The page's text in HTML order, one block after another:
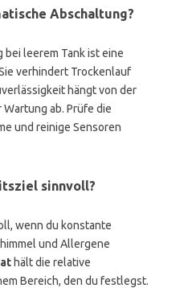
Abschaltung?
leerem Tank ist eine
verhindert Trockenlauf
hängt von der
ab. Prüfe die
und reinige Sensoren
sinnvoll?
wenn du konstante
und Allergene
hält die relative
Bereich, den du festlegst.